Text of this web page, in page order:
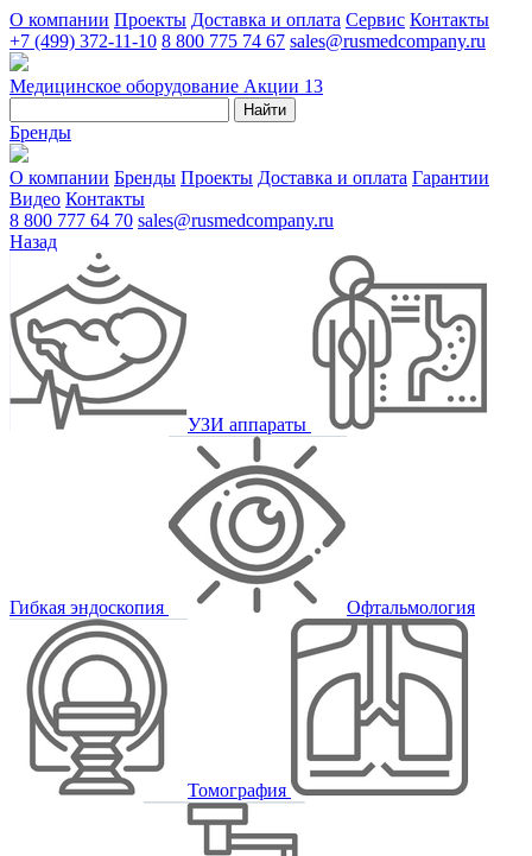
О компании Проекты Доставка и оплата Сервис Контакты
+7 (499) 372-11-10 8 800 775 74 67 sales@rusmedcompany.ru
Медицинское оборудование Акции 13
Найти
Бренды
О компании Бренды Проекты Доставка и оплата Гарантии
Видео Контакты
8 800 777 64 70 sales@rusmedcompany.ru
Назад
УЗИ аппараты
Гибкая эндоскопия Офтальмология
Томография